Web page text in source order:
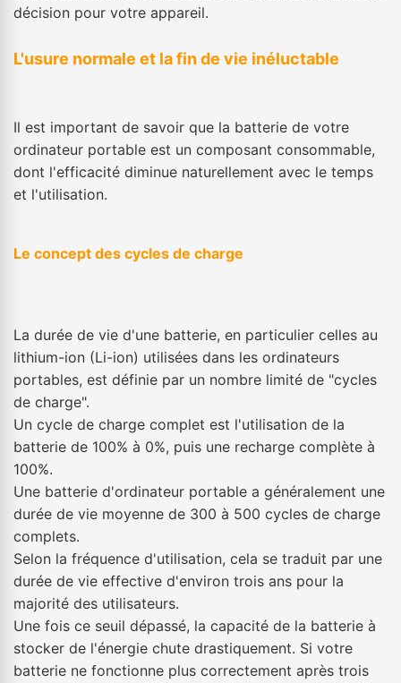
décision pour votre appareil.
L'usure normale et la fin de vie inéluctable
Il est important de savoir que la batterie de votre
ordinateur portable est un composant consommable,
dont l'efficacité diminue naturellement avec le temps
et l'utilisation.
Le concept des cycles de charge
La durée de vie d'une batterie, en particulier celles au
lithium-ion (Li-ion) utilisées dans les ordinateurs
portables, est définie par un nombre limité de "cycles
de charge".
Un cycle de charge complet est l'utilisation de la
batterie de 100% à 0%, puis une recharge complète à
100%.
Une batterie d'ordinateur portable a généralement une
durée de vie moyenne de 300 à 500 cycles de charge
complets.
Selon la fréquence d'utilisation, cela se traduit par une
durée de vie effective d'environ trois ans pour la
majorité des utilisateurs.
Une fois ce seuil dépassé, la capacité de la batterie à
stocker de l'énergie chute drastiquement. Si votre
batterie ne fonctionne plus correctement après trois